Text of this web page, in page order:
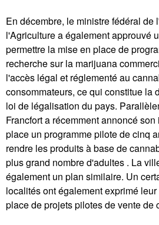
En décembre, le ministre fédéral de
l'Agriculture a également approuvé
permettre la mise en place de
recherche sur la marijuana
l'accès légal et réglementé au
consommateurs, ce qui constitue la
loi de légalisation du pays.
Francfort a récemment annoncé
place un programme pilote de cinq
rendre les produits à base de
plus grand nombre d'adultes . La
également un plan similaire. Un
localités ont également exprimé
place de projets pilotes de vente de